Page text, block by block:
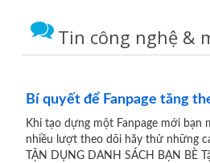
Tin công nghệ &
Bí quyết để Fanpage tăng
Khi tạo dựng một Fanpage mới bạn
nhiều lượt theo dõi hãy thử những
TẬN DỤNG DANH SÁCH BẠN BÈ